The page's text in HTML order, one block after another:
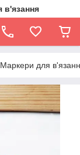
в'язання
Маркери для